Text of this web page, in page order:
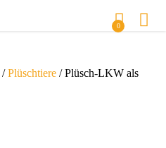
0
/Plüschtiere / Plüsch-LKW als